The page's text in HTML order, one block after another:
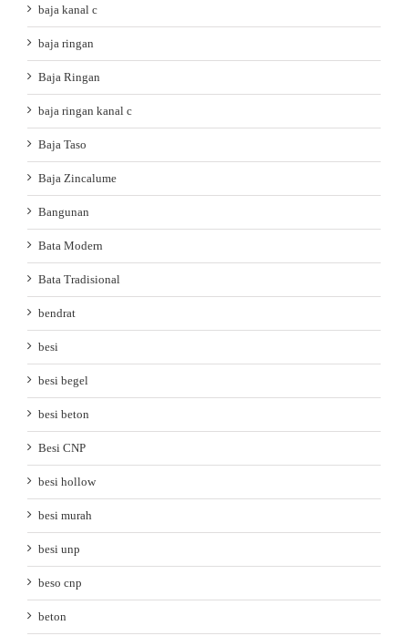
baja kanal c
baja ringan
Baja Ringan
baja ringan kanal c
Baja Taso
Baja Zincalume
Bangunan
Bata Modern
Bata Tradisional
bendrat
besi
besi begel
besi beton
Besi CNP
besi hollow
besi murah
besi unp
beso cnp
beton